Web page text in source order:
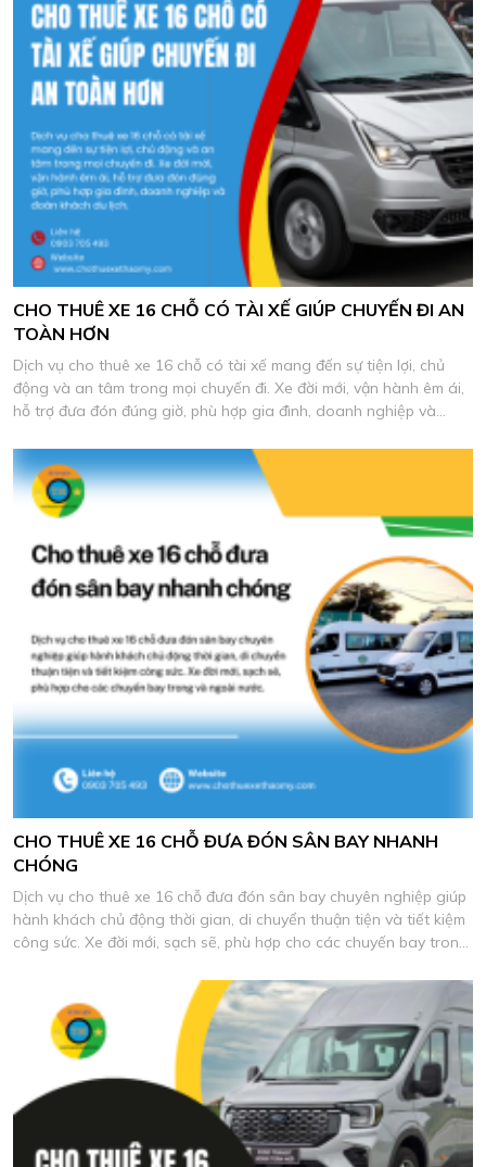
CHO THUÊ XE 16 CHỖ CÓ TÀI XẾ GIÚP CHUYẾN ĐI AN
TOÀN HƠN
Dịch vụ cho thuê xe 16 chỗ có tài xế mang đến sự tiện lợi, chủ
động và an tâm trong mọi chuyến đi. Xe đời mới, vận hành êm ái,
hỗ trợ đưa đón đúng giờ, phù hợp gia đình, doanh nghiệp và
CHO THUÊ XE 16 CHỖ ĐƯA ĐÓN SÂN BAY NHANH
CHÓNG
Dịch vụ cho thuê xe 16 chỗ đưa đón sân bay chuyên nghiệp giúp
hành khách chủ động thời gian, di chuyển thuận tiện và tiết kiệm
công sức. Xe đời mới, sạch sẽ, phù hợp cho các chuyến bay trong